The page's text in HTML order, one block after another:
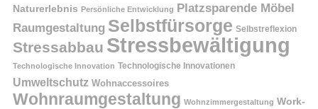
Naturerlebnis Persönliche Entwicklung Platzsparende Möbel
Raumgestaltung Selbstfürsorge Selbstreflexion
Stressabbau Stressbewältigung
Technologische Innovation Technologische Innovationen
Umweltschutz Wohnaccessoires
Wohnraumgestaltung Wohnzimmergestaltung Work-